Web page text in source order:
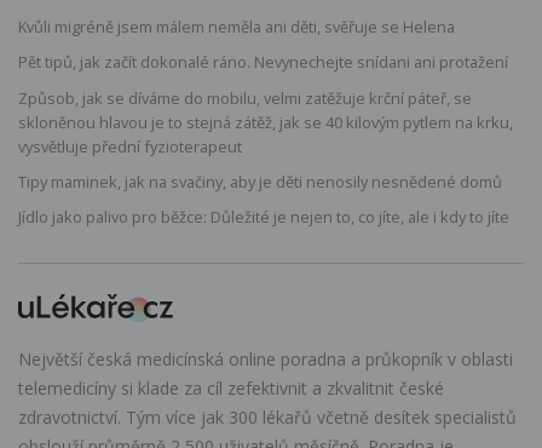
Kvůli migréně jsem málem neměla ani děti, svěřuje se Helena
Pět tipů, jak začít dokonalé ráno. Nevynechejte snídani ani protažení
Způsob, jak se díváme do mobilu, velmi zatěžuje krční páteř, se
skloněnou hlavou je to stejná zátěž, jak se 40 kilovým pytlem na krku,
vysvětluje přední fyzioterapeut
Tipy maminek, jak na svačiny, aby je děti nenosily nesnědené domů
Jídlo jako palivo pro běžce: Důležité je nejen to, co jíte, ale i kdy to jíte
Největší česká medicínská online poradna a průkopník v oblasti
telemedicíny si klade za cíl zefektivnit a zkvalitnit české
zdravotnictví. Tým více jak 300 lékařů včetně desítek specialistů